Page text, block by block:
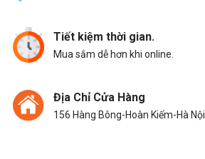
Tiết kiệm thời gian.
Mua sắm dễ hơn khi online.
Địa Chỉ Cửa Hàng
156 Hàng Bông-Hoàn Kiếm-Hà Nội.